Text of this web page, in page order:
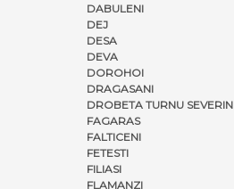
DABULENI
DEJ
DESA
DEVA
DOROHOI
DRAGASANI
DROBETA TURNU SEVERIN
FAGARAS
FALTICENI
FETESTI
FILIASI
FLAMANZI